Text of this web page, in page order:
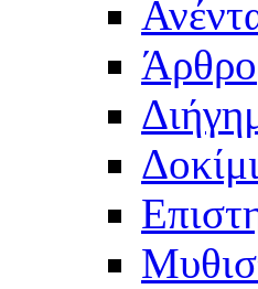
Άρθρο